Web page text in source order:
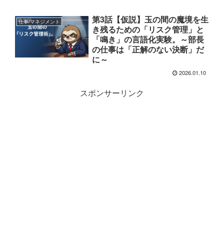
仕事/マネジメント
第3話【仮説】玉の間の魔境を生
き残るための「リスク管理」と
「鳴き」の言語化実験。～部長
の仕事は「正解のない決断」だ
に～
2026.01.10
スポンサーリンク